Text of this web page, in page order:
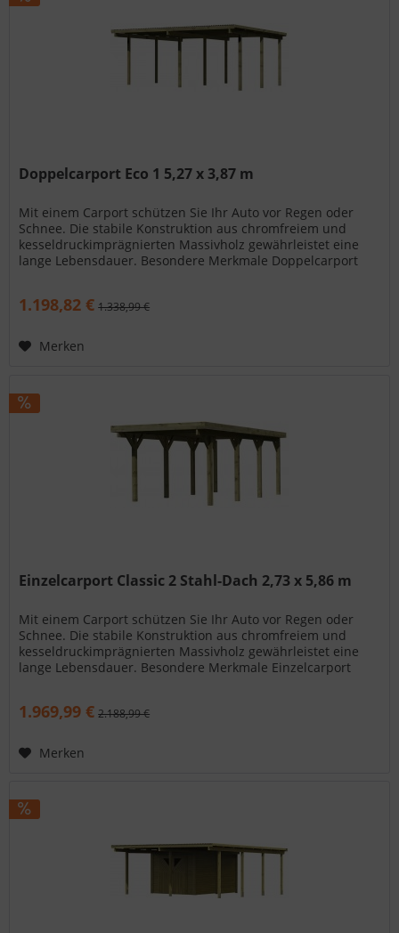
Doppelcarport Eco 1 5,27 x 3,87 m
Mit einem Carport schützen Sie Ihr Auto vor Regen oder
Schnee. Die stabile Konstruktion aus chromfreiem und
kesseldruckimprägnierten Massivholz gewährleistet eine
lange Lebensdauer. Besondere Merkmale Doppelcarport
1.198,82 € 1.338,99 €
Merken
Einzelcarport Classic 2 Stahl-Dach 2,73 x 5,86 m
Mit einem Carport schützen Sie Ihr Auto vor Regen oder
Schnee. Die stabile Konstruktion aus chromfreiem und
kesseldruckimprägnierten Massivholz gewährleistet eine
lange Lebensdauer. Besondere Merkmale Einzelcarport
1.969,99 € 2.188,99 €
Merken